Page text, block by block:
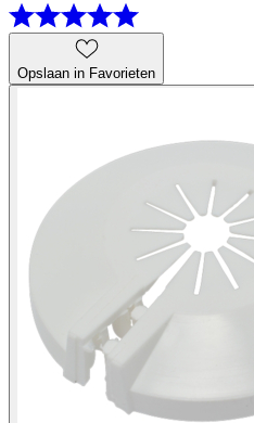
Opslaan in Favorieten